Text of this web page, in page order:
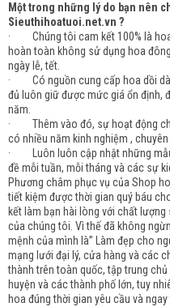
Một trong những lý do bạn nên
Sieuthihoatuoi.net.vn ?
· Chúng tôi cam kết 100% là
hoàn toàn không sử dụng hoa
ngày lễ, tết.
· Có nguồn cung cấp hoa dồi
đủ luôn giữ được mức giá ổn định,
năm.
· Thêm vào đó, sự hoạt động
có nhiều năm kinh nghiệm ,
· Luôn luôn cập nhật những
đề mỗi tuần, mỗi tháng và các sự
Phương châm phục vụ của Shop
tiết kiệm được thời gian quý báu
kết làm bạn hài lòng với chất
của chúng tôi. Vì thế đã không
mệnh của mình là” Làm đẹp cho
mạng lưới đại lý, cửa hàng và các
thành trên toàn quốc, tập trung
huyện và các thành phố lớn, tuy
hoa đúng thời gian yêu cầu và ngay